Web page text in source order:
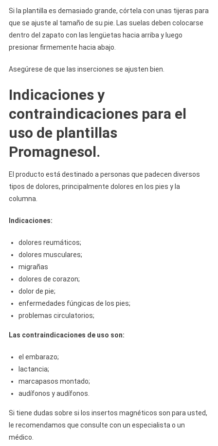
Si la plantilla es demasiado grande, córtela con unas tijeras para
que se ajuste al tamaño de su pie. Las suelas deben colocarse
dentro del zapato con las lengüetas hacia arriba y luego
presionar firmemente hacia abajo.
Asegúrese de que las inserciones se ajusten bien.
Indicaciones y
contraindicaciones para el
uso de plantillas
Promagnesol.
El producto está destinado a personas que padecen diversos
tipos de dolores, principalmente dolores en los pies y la
columna.
Indicaciones:
dolores reumáticos;
dolores musculares;
migrañas
dolores de corazon;
dolor de pie;
enfermedades fúngicas de los pies;
problemas circulatorios;
Las contraindicaciones de uso son:
el embarazo;
lactancia;
marcapasos montado;
audífonos y audífonos.
Si tiene dudas sobre si los insertos magnéticos son para usted,
le recomendamos que consulte con un especialista o un
médico.